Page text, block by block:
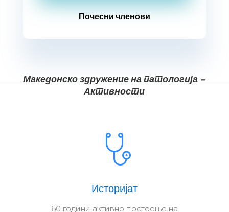
Почесни членови
Македонско здружение на патологија –
Активности
Историјат
60 години активно постоење на